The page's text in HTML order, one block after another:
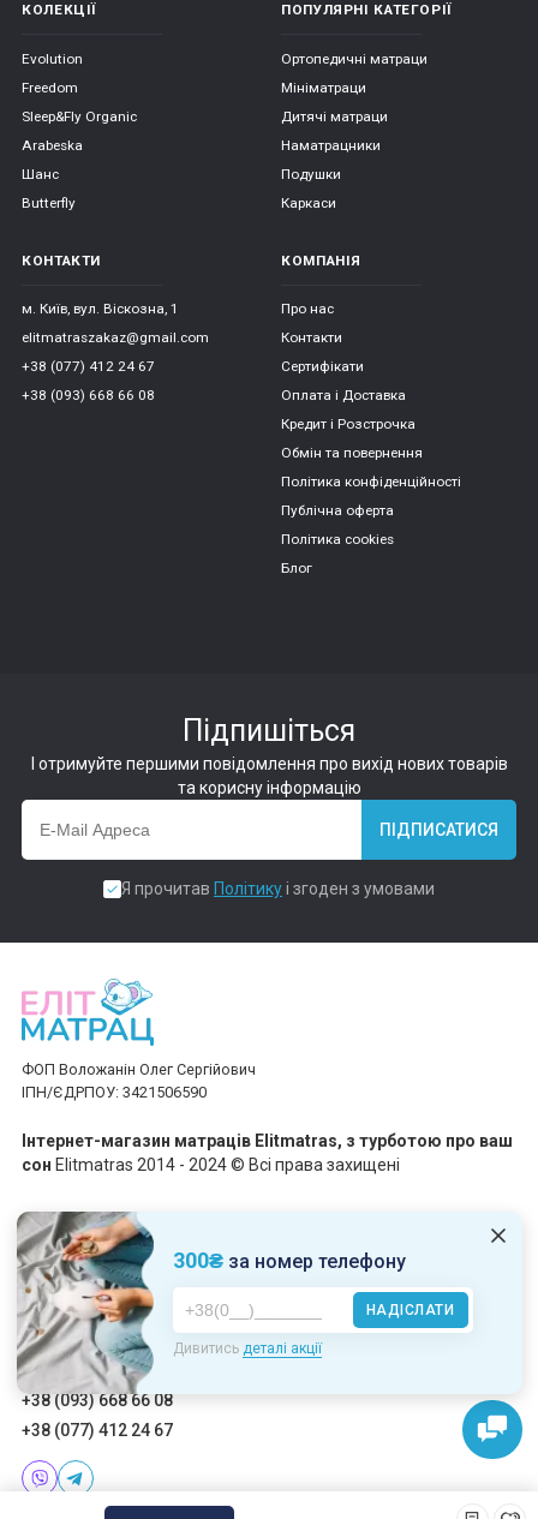
300₴за номер телефону
НАДІСЛАТИ
Дивитись деталі акції
КОЛЕКЦІЇ
Evolution
Freedom
Sleep&Fly Organic
Arabeska
Шанс
Butterfly
ПОПУЛЯРНІ КАТЕГОРІЇ
Ортопедичні матраци
Мініматраци
Дитячі матраци
Наматрацники
Подушки
Каркаси
КОНТАКТИ
м. Київ, вул. Віскозна, 1
elitmatraszakaz@gmail.com
+38 (077) 412 24 67
+38 (093) 668 66 08
КОМПАНІЯ
Про нас
Контакти
Сертифікати
Оплата і Доставка
Кредит і Розстрочка
Обмін та повернення
Політика конфіденційності
Публічна оферта
Політика cookies
Блог
Підпишіться
І отримуйте першими повідомлення про вихід нових товарів
та корисну інформацію
ПІДПИСАТИСЯ
Я прочитав Політикуі згоден з умовами
ФОП Воложанін Олег Сергійович
ІПН/ЄДРПОУ: 3421506590
Інтернет-магазин матраців Elitmatras, з турботою про ваш
сон Elitmatras 2014 - 2024 © Всі права захищені
Приймаємо платежі
Пн-Пт: 10:00 - 19:00
Сб-Нд: 10:00 - 17:00
+38 (093) 668 66 08
+38 (077) 412 24 67